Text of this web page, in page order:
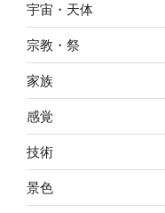
宇宙・天体
宗教・祭
家族
感覚
技術
景色